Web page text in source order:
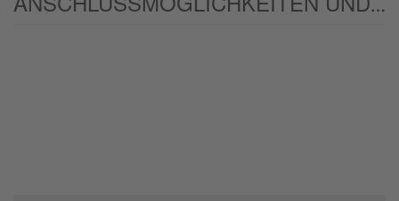
ANSCHLUSSMÖGLICHKEITEN UND/ODER ALTERNATIVEN: